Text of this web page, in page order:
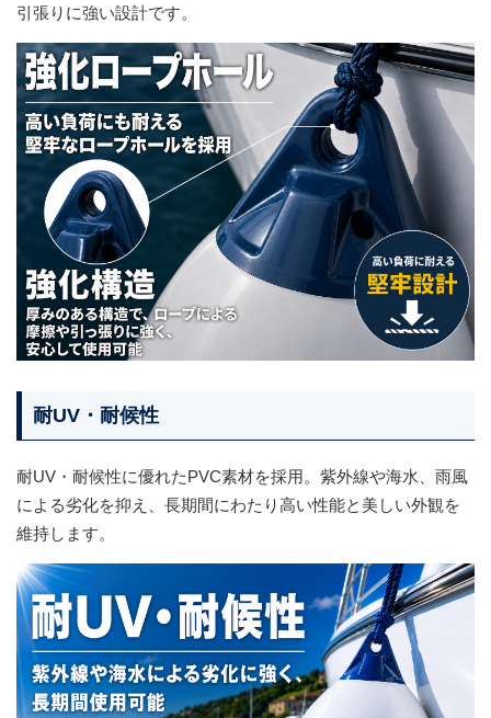
引張りに強い設計です。
耐UV・耐候性
耐UV・耐候性に優れたPVC素材を採用。紫外線や海水、雨風
による劣化を抑え、長期間にわたり高い性能と美しい外観を
維持します。